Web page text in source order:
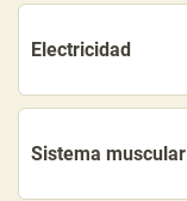
Electricidad
Sistema muscular